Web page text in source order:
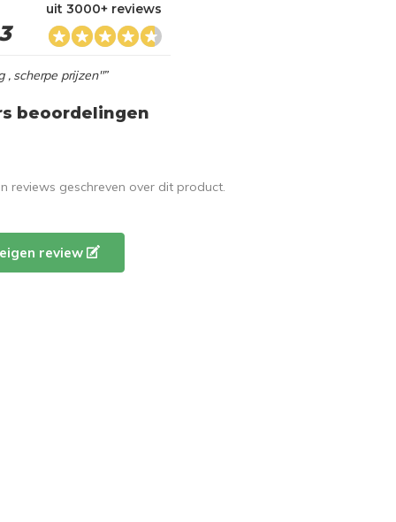
uit 3000+ reviews
, scherpe prijzen"”
beoordelingen
reviews geschreven over dit product.
review